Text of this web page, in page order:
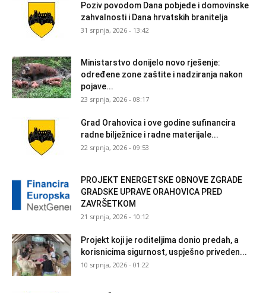
Poziv povodom Dana pobjede i domovinske
zahvalnosti i Dana hrvatskih branitelja
31 srpnja, 2026 - 13:42
Ministarstvo donijelo novo rješenje:
određene zone zaštite i nadziranja nakon
pojave...
23 srpnja, 2026 - 08:17
Grad Orahovica i ove godine sufinancira
radne bilježnice i radne materijale...
22 srpnja, 2026 - 09:53
PROJEKT ENERGETSKE OBNOVE ZGRADE
GRADSKE UPRAVE ORAHOVICA PRED
ZAVRŠETKOM
21 srpnja, 2026 - 10:12
Projekt koji je roditeljima donio predah, a
korisnicima sigurnost, uspješno priveden...
10 srpnja, 2026 - 01:22